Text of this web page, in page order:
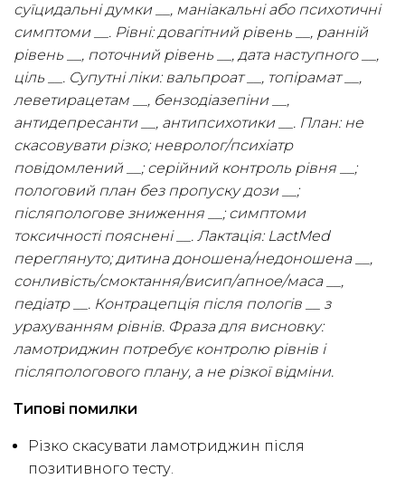
суїцидальні думки __, маніакальні або психотичні
симптоми __. Рівні: довагітний рівень __, ранній
рівень __, поточний рівень __, дата наступного __,
ціль __. Супутні ліки: вальпроат __, топірамат __,
леветирацетам __, бензодіазепіни __,
антидепресанти __, антипсихотики __. План: не
скасовувати різко; невролог/психіатр
повідомлений __; серійний контроль рівня __;
пологовий план без пропуску дози __;
післяпологове зниження __; симптоми
токсичності пояснені __. Лактація: LactMed
переглянуто; дитина доношена/недоношена __,
сонливість/смоктання/висип/апное/маса __,
педіатр __. Контрацепція після пологів __ з
урахуванням рівнів. Фраза для висновку:
ламотриджин потребує контролю рівнів і
післяпологового плану, а не різкої відміни.
Типові помилки
Різко скасувати ламотриджин після
позитивного тесту.